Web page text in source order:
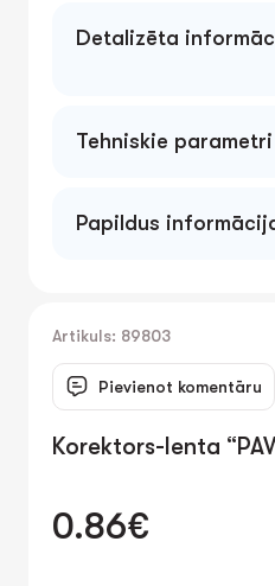
Detalizēta
Tehniskie parametri
Papildus
Artikuls: 89803
Pievienot komentāru
Korektors-lenta
0.86€